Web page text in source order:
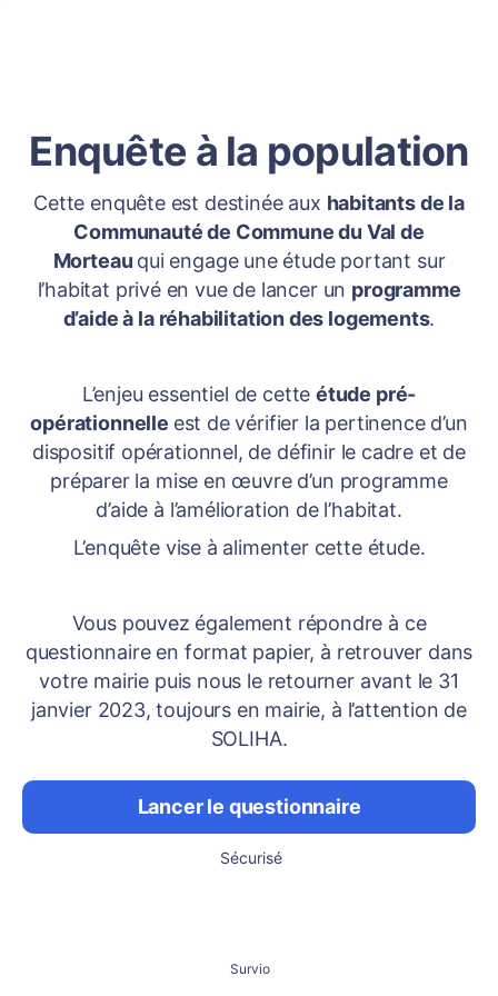
Enquête à la population
Cette enquête est destinée aux habitants de la
Communauté de Commune du Val de
Morteau qui engage une étude portant sur
l’habitat privé en vue de lancer un programme
d’aide à la réhabilitation des logements.
L’enjeu essentiel de cette étude pré-
opérationnelle est de vérifier la pertinence d’un
dispositif opérationnel, de définir le cadre et de
préparer la mise en œuvre d’un programme
d’aide à l’amélioration de l’habitat.
L’enquête vise à alimenter cette étude.
Vous pouvez également répondre à ce
questionnaire en format papier, à retrouver dans
votre mairie puis nous le retourner avant le 31
janvier 2023, toujours en mairie, à l’attention de
SOLIHA.
Lancer le questionnaire
Sécurisé
Survio